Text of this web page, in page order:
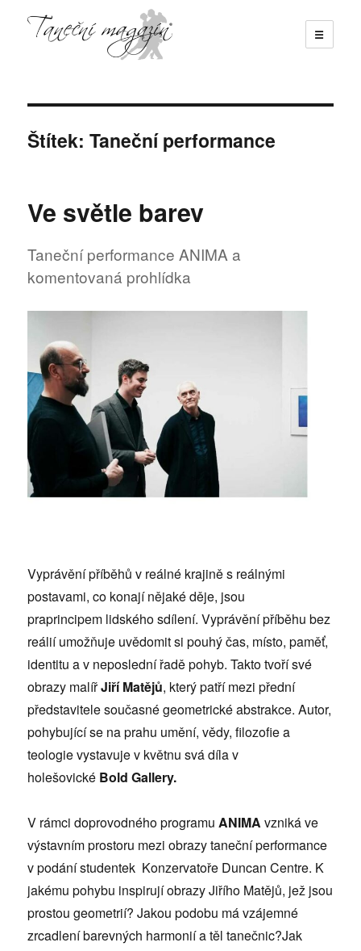
☰
Štítek:Taneční performance
Ve světle barev
Taneční performance ANIMA a
komentovaná prohlídka
Vyprávění příběhů v reálné krajině s reálnými
postavami, co konají nějaké děje, jsou
praprincipem lidského sdílení. Vyprávění příběhu bez
reálií umožňuje uvědomit si pouhý čas, místo, paměť,
identitu a v neposlední řadě pohyb. Takto tvoří své
obrazy malířJiří Matějů, který patří mezi přední
představitele současné geometrické abstrakce. Autor,
pohybující se na prahu umění, vědy, filozofie a
teologie vystavuje v květnu svá díla v
holešovické Bold Gallery.
V rámci doprovodného programuANIMA vzniká ve
výstavním prostoru mezi obrazy taneční performance
v podání studentek Konzervatoře Duncan Centre. K
jakému pohybu inspirují obrazy Jiřího Matějů, jež jsou
prostou geometrií? Jakou podobu má vzájemné
zrcadlení barevných harmonií a těl tanečnic?Jak